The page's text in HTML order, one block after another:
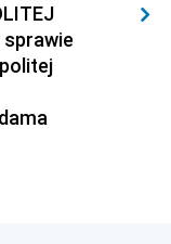
sprawie